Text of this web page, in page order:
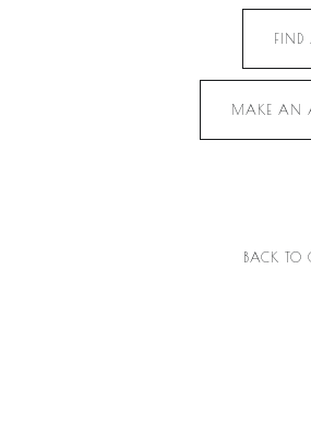
FIND
MAKE AN
BACK TO